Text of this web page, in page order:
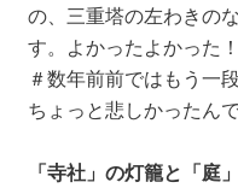
の、三重塔の左わきの
す。よかったよかった！
＃数年前前ではもう一
ちょっと悲しかったん
「寺社」の灯籠と「庭